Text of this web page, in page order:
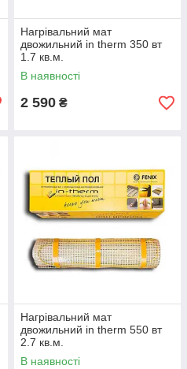
Нагрівальний мат
двожильний in therm 350 вт
1.7 кв.м.
В наявності
2 590 ₴
Нагрівальний мат
двожильний in therm 550 вт
2.7 кв.м.
В наявності